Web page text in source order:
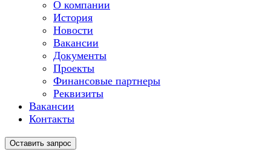
О компании
История
Новости
Вакансии
Документы
Проекты
Финансовые партнеры
Реквизиты
Вакансии
Контакты
Оставить запрос